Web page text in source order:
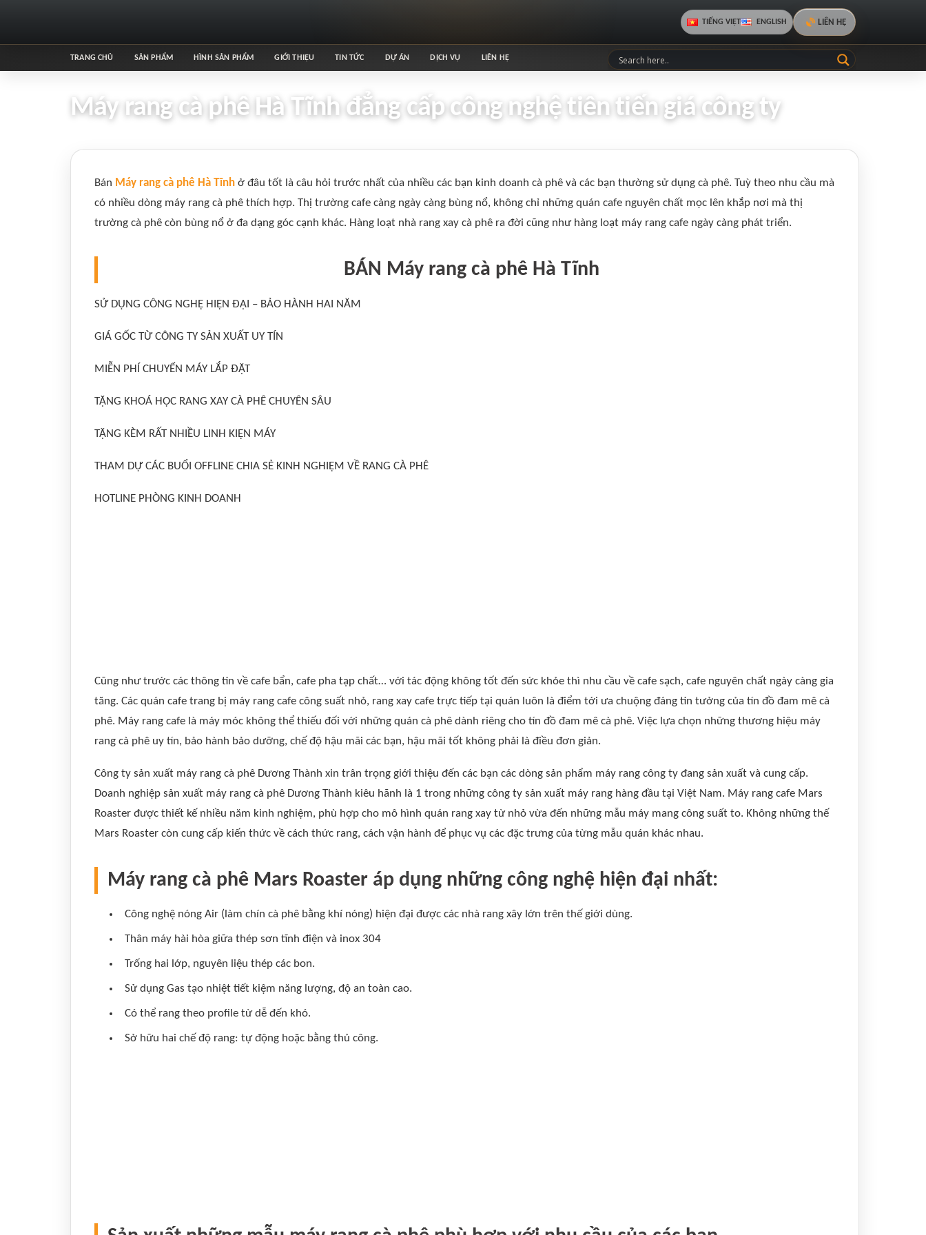
TIẾNG VIỆT ENGLISH LIÊN HỆ
TRANG CHỦ SẢN PHẨM HÌNH SẢN PHẨM GIỚI THIỆU TIN TỨC DỰ ÁN DỊCH VỤ LIÊN HỆ
Máy rang cà phê Hà Tĩnh đẳng cấp công nghệ tiên tiến giá công ty
Bán Máy rang cà phê Hà Tĩnh ở đâu tốt là câu hỏi trước nhất của nhiều các bạn kinh doanh cà phê và các bạn thường sử dụng cà phê. Tuỳ theo nhu cầu mà
có nhiều dòng máy rang cà phê thích hợp. Thị trường cafe càng ngày càng bùng nổ, không chỉ những quán cafe nguyên chất mọc lên khắp nơi mà thị
trường cà phê còn bùng nổ ở đa dạng góc cạnh khác. Hàng loạt nhà rang xay cà phê ra đời cũng như hàng loạt máy rang cafe ngày càng phát triển.
BÁN Máy rang cà phê Hà Tĩnh
SỬ DỤNG CÔNG NGHỆ HIỆN ĐẠI – BẢO HÀNH HAI NĂM
GIÁ GỐC TỪ CÔNG TY SẢN XUẤT UY TÍN
MIỄN PHÍ CHUYỂN MÁY LẮP ĐẶT
TẶNG KHOÁ HỌC RANG XAY CÀ PHÊ CHUYÊN SÂU
TẶNG KÈM RẤT NHIỀU LINH KIỆN MÁY
THAM DỰ CÁC BUỔI OFFLINE CHIA SẺ KINH NGHIỆM VỀ RANG CÀ PHÊ
HOTLINE PHÒNG KINH DOANH
Cũng như trước các thông tin về cafe bẩn, cafe pha tạp chất… với tác động không tốt đến sức khỏe thì nhu cầu về cafe sạch, cafe nguyên chất ngày càng gia
tăng. Các quán cafe trang bị máy rang cafe công suất nhỏ, rang xay cafe trực tiếp tại quán luôn là điểm tới ưa chuộng đáng tin tưởng của tín đồ đam mê cà
phê. Máy rang cafe là máy móc không thể thiếu đối với những quán cà phê dành riêng cho tín đồ đam mê cà phê. Việc lựa chọn những thương hiệu máy
rang cà phê uy tín, bảo hành bảo dưỡng, chế độ hậu mãi các bạn, hậu mãi tốt không phải là điều đơn giản.
Công ty sản xuất máy rang cà phê Dương Thành xin trân trọng giới thiệu đến các bạn các dòng sản phẩm máy rang công ty đang sản xuất và cung cấp.
Doanh nghiệp sản xuất máy rang cà phê Dương Thành kiêu hãnh là 1 trong những công ty sản xuất máy rang hàng đầu tại Việt Nam. Máy rang cafe Mars
Roaster được thiết kế nhiều năm kinh nghiệm, phù hợp cho mô hình quán rang xay từ nhỏ vừa đến những mẫu máy mang công suất to. Không những thế
Mars Roaster còn cung cấp kiến thức về cách thức rang, cách vận hành để phục vụ các đặc trưng của từng mẫu quán khác nhau.
Máy rang cà phê Mars Roaster áp dụng những công nghệ hiện đại nhất:
Công nghệ nóng Air (làm chín cà phê bằng khí nóng) hiện đại được các nhà rang xây lớn trên thế giới dùng.
Thân máy hài hòa giữa thép sơn tĩnh điện và inox 304
Trống hai lớp, nguyên liệu thép các bon.
Sử dụng Gas tạo nhiệt tiết kiệm năng lượng, độ an toàn cao.
Có thể rang theo profile từ dễ đến khó.
Sở hữu hai chế độ rang: tự động hoặc bằng thủ công.